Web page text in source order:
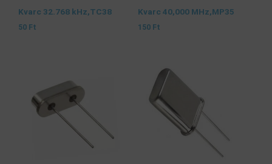
Kvarc 32.768 kHz,TC38
50 Ft
Kvarc 40,000 MHz,MP35
150 Ft